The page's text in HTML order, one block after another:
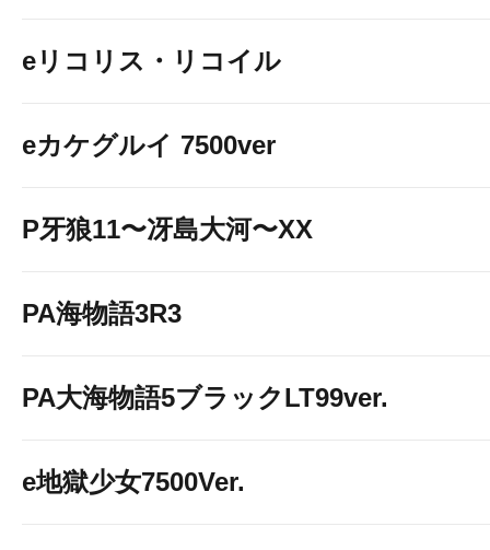
eリコリス・リコイル
eカケグルイ 7500ver
P牙狼11〜冴島大河〜XX
PA海物語3R3
PA大海物語5ブラックLT99ver.
e地獄少女7500Ver.